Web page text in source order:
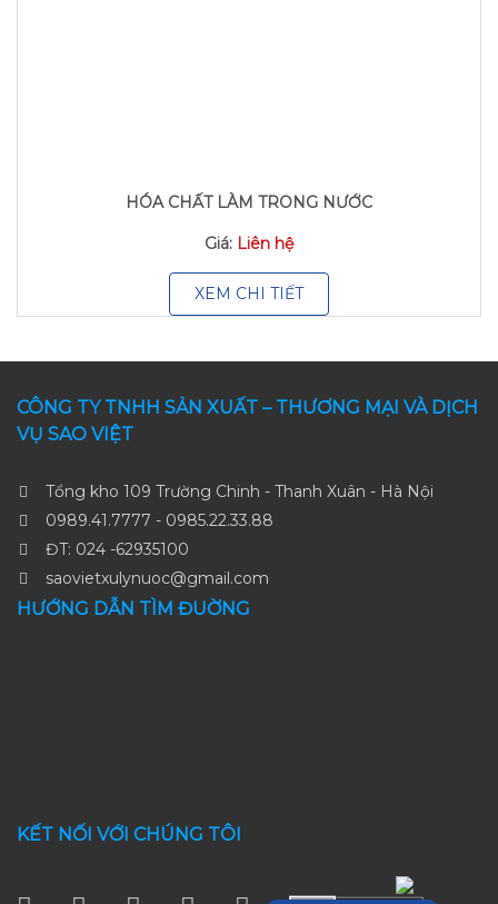
HÓA CHẤT LÀM TRONG NƯỚC
Giá: Liên hệ
XEM CHI TIẾT
CÔNG TY TNHH SẢN XUẤT – THƯƠNG MẠI VÀ DỊCH
VỤ SAO VIỆT
Tổng kho 109 Trường Chinh - Thanh Xuân - Hà Nội
0989.41.7777 - 0985.22.33.88
ĐT: 024 -62935100
saovietxulynuoc@gmail.com
HƯỚNG DẪN TÌM ĐUỜNG
KẾT NỐI VỚI CHÚNG TÔI